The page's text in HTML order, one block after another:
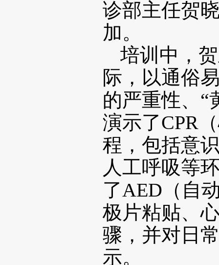
诊部主任贺
加。
培训中，
际，以通俗
的严重性、“
演示了CPR
程，包括意
人工呼吸等
了AED（自
极片粘贴、
骤，并对日
示。